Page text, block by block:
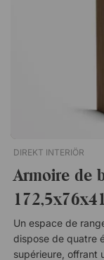
DIREKT INTERIÖR
Armoire de
Un espace de
dispose de quatre
supérieure, offrant